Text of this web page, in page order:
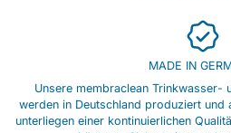
MADE IN
Unsere membraclean Trinkwasser-
werden in Deutschland produziert und
unterliegen einer kontinuierlichen